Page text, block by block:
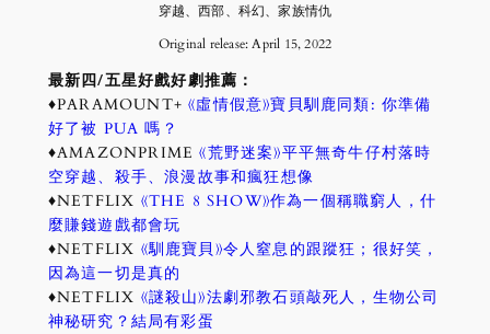
穿越、西部、科幻、家族情仇
Original release: April 15, 2022
最新四/五星好戲好劇推薦：
♦PARAMOUNT+《虛情假意》寶貝馴鹿同類: 你準備
好了被 PUA 嗎？
♦AMAZONPRIME《荒野迷案》平平無奇牛仔村落時
空穿越、殺手、浪漫故事和瘋狂想像
♦NETFLIX 《THE 8 SHOW》作為一個稱職窮人，什
麼賺錢遊戲都會玩
♦NETFLIX 《馴鹿寶貝》令人窒息的跟蹤狂；很好笑，
因為這一切是真的
♦NETFLIX 《謎殺山》法劇邪教石頭敲死人，生物公司
神秘研究？結局有彩蛋